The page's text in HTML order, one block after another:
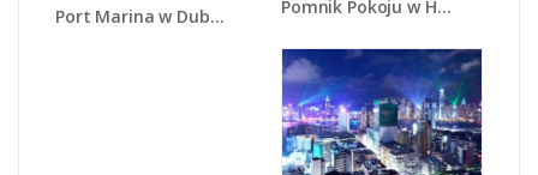
Port Marina w Dubaju - AM664 Pomnik Pokoju w Hiroszimie - AM464